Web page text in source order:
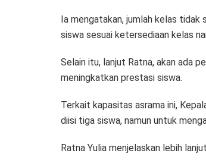
Ia mengatakan, jumlah kelas tidak
siswa sesuai ketersediaan kelas
Selain itu, lanjut Ratna, akan ada
meningkatkan prestasi siswa.
Terkait kapasitas asrama ini,
diisi tiga siswa, namun untuk
Ratna Yulia menjelaskan lebih